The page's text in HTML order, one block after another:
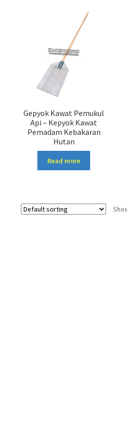
Gepyok Kawat Pemukul
Api – Kepyok Kawat
Pemadam Kebakaran
Hutan
Read more